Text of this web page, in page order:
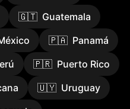
🇬🇹 Guatemala
🇵🇦 Panamá
🇵🇷 Puerto Rico
🇺🇾 Uruguay